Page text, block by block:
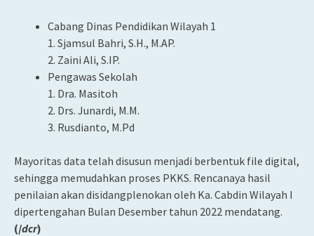
Cabang Dinas Pendidikan Wilayah 1
1. Sjamsul Bahri, S.H., M.AP.
2. Zaini Ali, S.IP.
Pengawas Sekolah
1. Dra. Masitoh
2. Drs. Junardi, M.M.
3. Rusdianto, M.Pd
Mayoritas data telah disusun menjadi berbentuk file digital,
sehingga memudahkan proses PKKS. Rencanaya hasil
penilaian akan disidangplenokan oleh Ka. Cabdin Wilayah I
dipertengahan Bulan Desember tahun 2022 mendatang.
(/dcr)